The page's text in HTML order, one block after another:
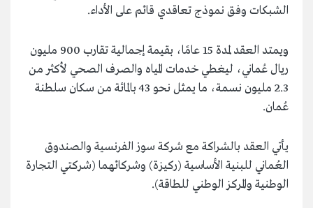
الشبكات وفق نموذج تعاقدي قائم على الأداء.
ويمتد العقد لمدة 15 عامًا، بقيمة إجمالية تقارب 900 مليون
ريال عُماني، ليغطي خدمات المياه والصرف الصحي لأكثر من
2.3 مليون نسمة، ما يمثل نحو 43 بالمائة من سكان سلطنة
عُمان.
يأتي العقد بالشراكة مع شركة سوز الفرنسية والصندوق
العُماني للبنية الأساسية (ركيزة) وشركائهما (شركتي التجارة
الوطنية والمركز الوطني للطاقة).